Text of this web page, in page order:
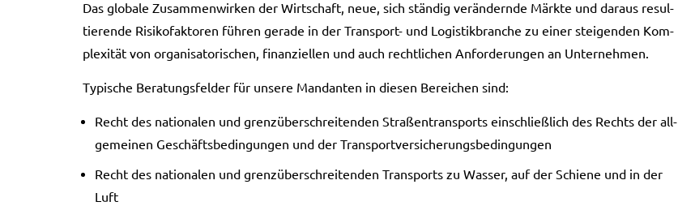
Das glo­ba­le Zusam­men­wir­ken der Wirtschaft, neue, sich stän­dig ver­än­dern­de Märk­te und dar­aus resul­
tie­ren­de Risi­ko­fak­to­ren füh­ren gera­de in der Transport- und Logis­tik­bran­che zu einer stei­gen­den Kom­
ple­xi­tät von orga­ni­sa­to­ri­schen, finan­zi­el­len und auch recht­li­chen Anfor­de­run­gen an Unter­neh­men.
Typi­sche Bera­tungs­fel­der für unse­re Man­dan­ten in die­sen Berei­chen sind:
Recht des natio­na­len und grenz­über­schrei­ten­den Stra­ßen­trans­ports ein­schließ­lich des Rechts der all­
ge­mei­nen Geschäfts­be­din­gun­gen und der Trans­port­ver­si­che­rungs­be­din­gun­gen
Recht des natio­na­len und grenz­über­schrei­ten­den Trans­ports zu Was­ser, auf der Schie­ne und in der
Luft